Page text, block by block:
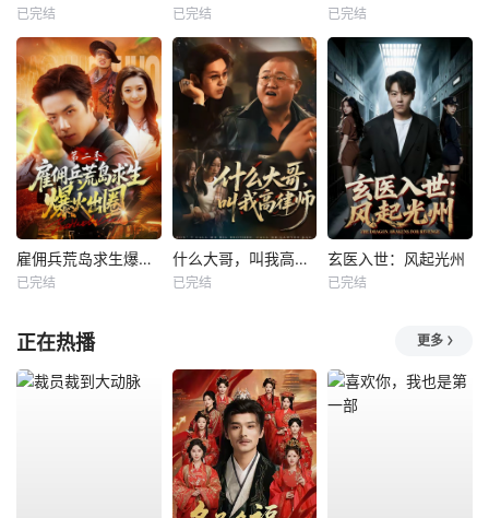
已完结 已完结 已完结
雇佣兵荒岛求生爆火出圈第二季
已完结
什么大哥，叫我高律师
已完结
玄医入世：风起光州
已完结
正在热播 更多